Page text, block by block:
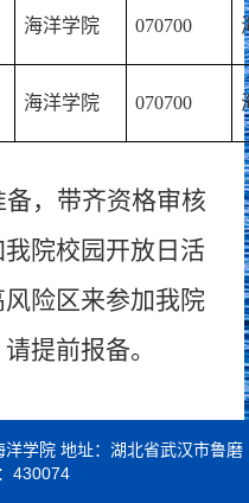
海洋学院 070700
海洋学院 070700
，带齐资格审核
院校园开放日活
险区来参加我院
提前报备。
学院 地址：湖北省武汉市鲁磨
430074